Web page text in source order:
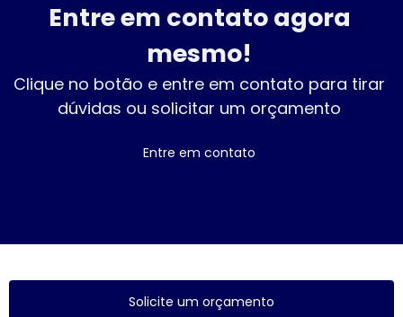
Entre em contato agora
mesmo!
Clique no botão e entre em contato para tirar
dúvidas ou solicitar um orçamento
Entre em contato
Solicite um orçamento